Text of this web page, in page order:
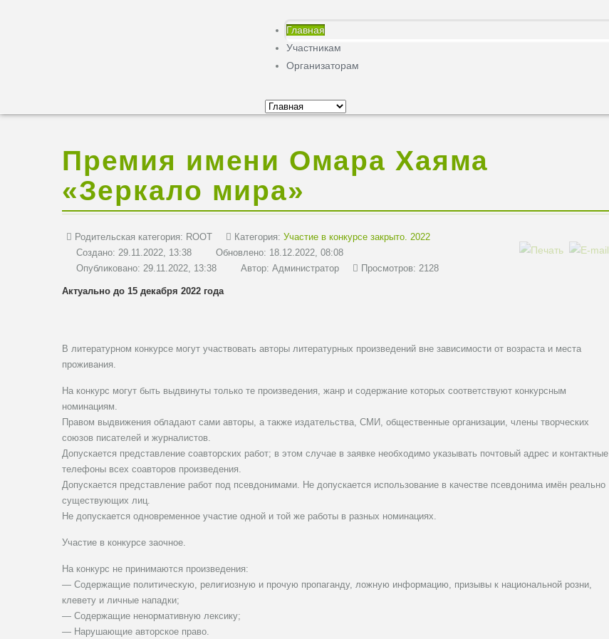
Главная
Участникам
Организаторам
Премия имени Омара Хаяма
«Зеркало мира»
Родительская категория: ROOT Категория: Участие в конкурсе закрыто. 2022
Создано: 29.11.2022, 13:38
Обновлено: 18.12.2022, 08:08
Опубликовано: 29.11.2022, 13:38
Автор: Администратор Просмотров: 2128
Актуально до 15 декабря 2022 года
В литературном конкурсе могут участвовать авторы литературных произведений вне зависимости от возраста и места
проживания.
На конкурс могут быть выдвинуты только те произведения, жанр и содержание которых соответствуют конкурсным
номинациям.
Правом выдвижения обладают сами авторы, а также издательства, СМИ, общественные организации, члены творческих
союзов писателей и журналистов.
Допускается представление соавторских работ; в этом случае в заявке необходимо указывать почтовый адрес и контактные
телефоны всех соавторов произведения.
Допускается представление работ под псевдонимами. Не допускается использование в качестве псевдонима имён реально
существующих лиц.
Не допускается одновременное участие одной и той же работы в разных номинациях.
Участие в конкурсе заочное.
На конкурс не принимаются произведения:
— Содержащие политическую, религиозную и прочую пропаганду, ложную информацию, призывы к национальной розни,
клевету и личные нападки;
— Содержащие ненормативную лексику;
— Нарушающие авторское право.